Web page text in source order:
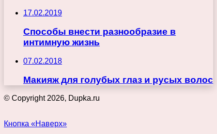
17.02.2019
Способы внести разнообразие в
интимную жизнь
07.02.2018
Макияж для голубых глаз и русых волос
© Copyright 2026, Dupka.ru
Кнопка «Наверх»